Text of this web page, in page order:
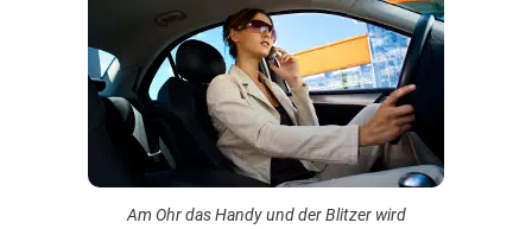
Am Ohr das Handy und der Blitzer wird